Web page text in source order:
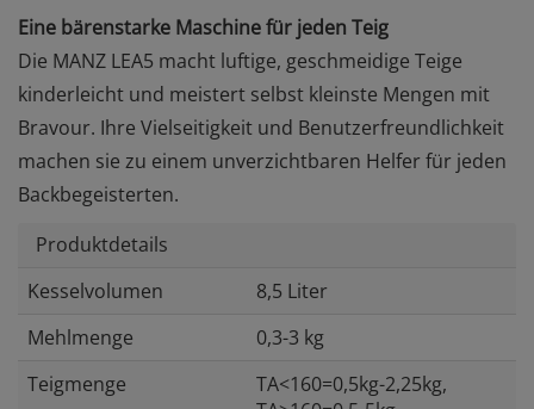
Eine bärenstarke Maschine für jeden Teig
Die MANZ LEA5 macht luftige, geschmeidige Teige
kinderleicht und meistert selbst kleinste Mengen mit
Bravour. Ihre Vielseitigkeit und Benutzerfreundlichkeit
machen sie zu einem unverzichtbaren Helfer für jeden
Backbegeisterten.
Produktdetails
Kesselvolumen
8,5 Liter
Mehlmenge
0,3-3 kg
Teigmenge
TA<160=0,5kg-2,25kg,